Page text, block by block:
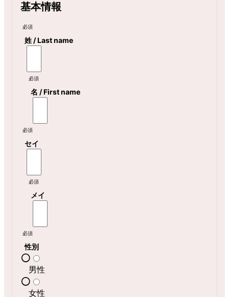
基本情報
必須
姓 / Last name
必須
名 / First name
必須
セイ
必須
メイ
必須
性別
男性
女性